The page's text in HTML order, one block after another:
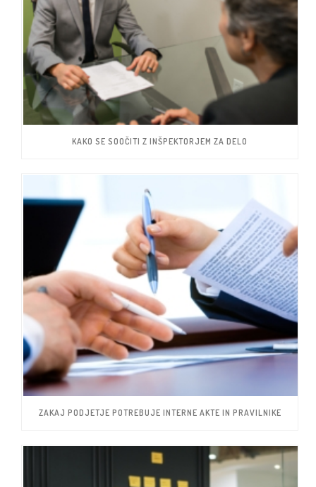
KAKO SE SOOČITI Z INŠPEKTORJEM ZA DELO
ZAKAJ PODJETJE POTREBUJE INTERNE AKTE IN PRAVILNIKE